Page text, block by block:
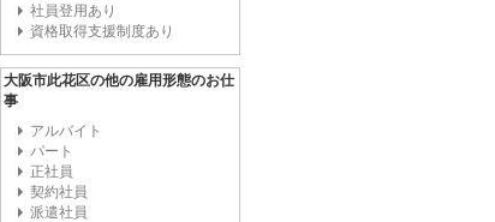
社員登用あり
資格取得支援制度あり
大阪市此花区の他の雇用形態のお仕
事
アルバイト
パート
正社員
契約社員
派遣社員